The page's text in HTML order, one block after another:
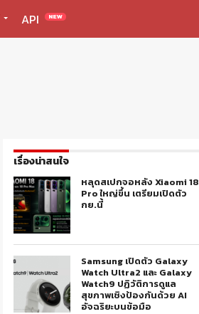
API NEW
เรื่องน่าสนใจ
หลุดสเปกจอหลัง Xiaomi 18
Pro ใหญ่ขึ้น เตรียมเปิดตัว
กย.นี้
Samsung เปิดตัว Galaxy
Watch Ultra2 และ Galaxy
Watch9 ปฏิวัติการดูแล
สุขภาพเชิงป้องกันด้วย AI
อัจฉริยะบนข้อมือ